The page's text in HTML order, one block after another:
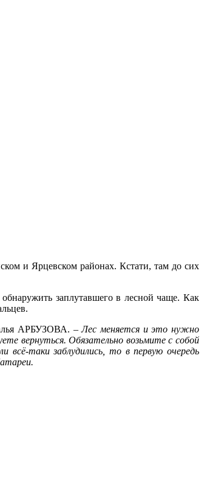
и Ярцевском районах. Кстати, там до сих
заплутавшего в лесной чаще. Как
АРБУЗОВА. –Лес меняется и это нужно
вернуться. Обязательно возьмите с собой
таки заблудились, то в первую очередь